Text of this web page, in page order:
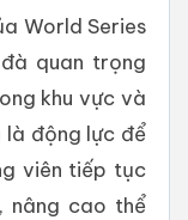
World Series
quan trọng
khu vực và
động lực để
viên tiếp tục
nâng cao thể